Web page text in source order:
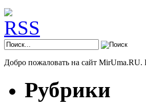
Добро пожаловать на сайт MirUma.RU.
Рубрики